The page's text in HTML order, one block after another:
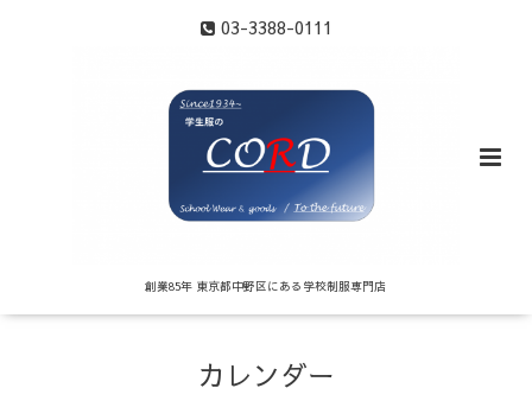
03-3388-0111
創業85年 東京都中野区にある学校制服専門店
カレンダー